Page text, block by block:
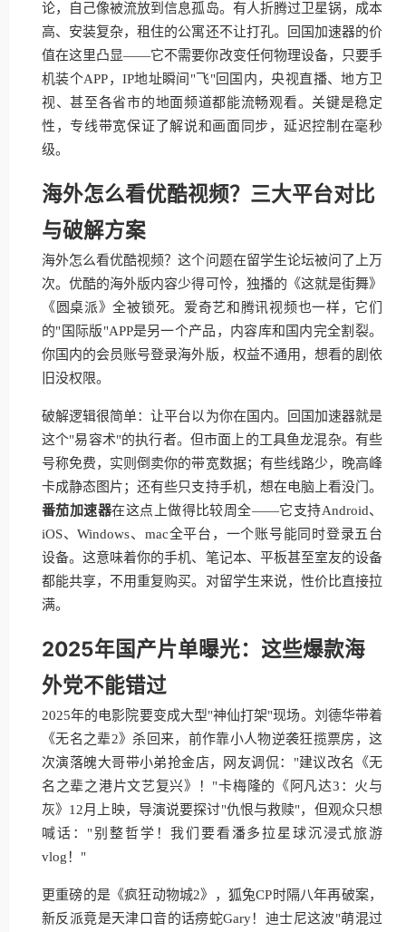
论，自己像被流放到信息孤岛。有人折腾过卫星锅，成本
高、安装复杂，租住的公寓还不让打孔。回国加速器的价
值在这里凸显——它不需要你改变任何物理设备，只要手
机装个APP，IP地址瞬间"飞"回国内，央视直播、地方卫
视、甚至各省市的地面频道都能流畅观看。关键是稳定
性，专线带宽保证了解说和画面同步，延迟控制在毫秒
级。
海外怎么看优酷视频？三大平台对比
与破解方案
海外怎么看优酷视频？这个问题在留学生论坛被问了上万
次。优酷的海外版内容少得可怜，独播的《这就是街舞》
《圆桌派》全被锁死。爱奇艺和腾讯视频也一样，它们
的"国际版"APP是另一个产品，内容库和国内完全割裂。
你国内的会员账号登录海外版，权益不通用，想看的剧依
旧没权限。
破解逻辑很简单：让平台以为你在国内。回国加速器就是
这个"易容术"的执行者。但市面上的工具鱼龙混杂。有些
号称免费，实则倒卖你的带宽数据；有些线路少，晚高峰
卡成静态图片；还有些只支持手机，想在电脑上看没门。
番茄加速器在这点上做得比较周全——它支持Android、
iOS、Windows、mac全平台，一个账号能同时登录五台
设备。这意味着你的手机、笔记本、平板甚至室友的设备
都能共享，不用重复购买。对留学生来说，性价比直接拉
满。
2025年国产片单曝光：这些爆款海
外党不能错过
2025年的电影院要变成大型"神仙打架"现场。刘德华带着
《无名之辈2》杀回来，前作靠小人物逆袭狂揽票房，这
次演落魄大哥带小弟抢金店，网友调侃："建议改名《无
名之辈之港片文艺复兴》！"卡梅隆的《阿凡达3：火与
灰》12月上映，导演说要探讨"仇恨与救赎"，但观众只想
喊话："别整哲学！我们要看潘多拉星球沉浸式旅游
vlog！"
更重磅的是《疯狂动物城2》，狐兔CP时隔八年再破案，
新反派竟是天津口音的话痨蛇Gary！迪士尼这波"萌混过